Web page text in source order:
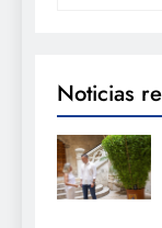
Noticias